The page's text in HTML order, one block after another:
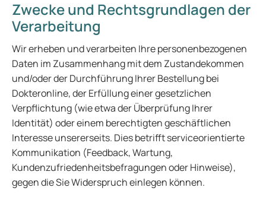
Zwecke und Rechtsgrundlagen der
Verarbeitung
Wir erheben und verarbeiten Ihre personenbezogenen
Daten im Zusammenhang mit dem Zustandekommen
und/oder der Durchführung Ihrer Bestellung bei
Dokteronline, der Erfüllung einer gesetzlichen
Verpflichtung (wie etwa der Überprüfung Ihrer
Identität) oder einem berechtigten geschäftlichen
Interesse unsererseits. Dies betrifft serviceorientierte
Kommunikation (Feedback, Wartung,
Kundenzufriedenheitsbefragungen oder Hinweise),
gegen die Sie Widerspruch einlegen können.